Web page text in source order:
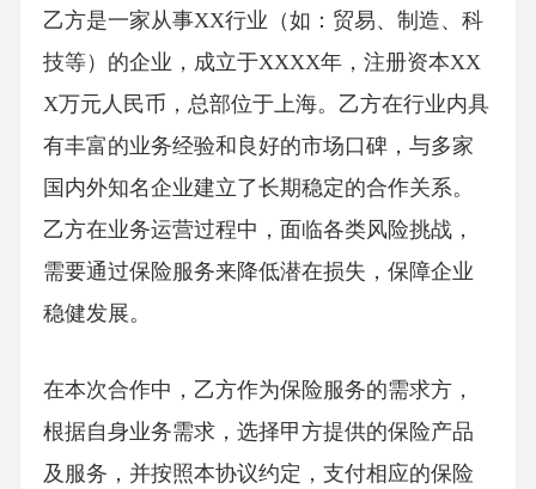
乙方是一家从事XX行业（如：贸易、制造、科
技等）的企业，成立于XXXX年，注册资本XX
X万元人民币，总部位于上海。乙方在行业内具
有丰富的业务经验和良好的市场口碑，与多家
国内外知名企业建立了长期稳定的合作关系。
乙方在业务运营过程中，面临各类风险挑战，
需要通过保险服务来降低潜在损失，保障企业
稳健发展。
在本次合作中，乙方作为保险服务的需求方，
根据自身业务需求，选择甲方提供的保险产品
及服务，并按照本协议约定，支付相应的保险